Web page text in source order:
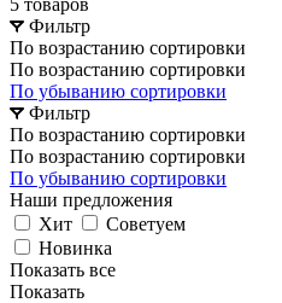
Фильтр
По возрастанию сортировки
По возрастанию сортировки
По убыванию сортировки
Фильтр
По возрастанию сортировки
По возрастанию сортировки
По убыванию сортировки
Наши предложения
Хит
Советуем
Новинка
Показать все
Показать